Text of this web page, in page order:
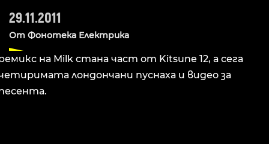
29.11.2011
От Фонотека Електрика
на Milk стана част от Kitsune 12, а сега
лондончани пуснаха и видео за